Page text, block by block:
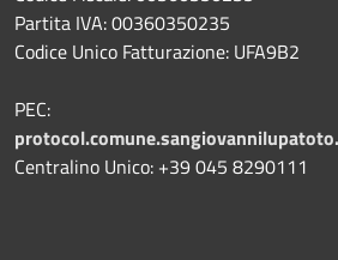
Partita IVA: 00360350235
Codice Unico Fatturazione: UFA9B2
PEC:
Centralino Unico: +39 045 8290111